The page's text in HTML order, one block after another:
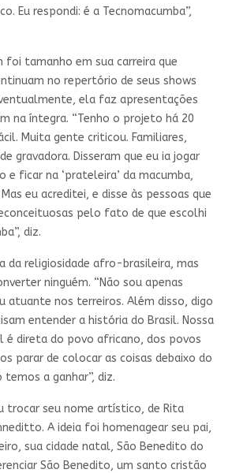
Eu respondi: é a Tecnomacumba”,
tamanho em sua carreira que
no repertório de seus shows
ela faz apresentações
na íntegra. “Tenho o projeto há 20
Muita gente criticou. Familiares,
gravadora. Disseram que eu ia jogar
e ficar na ‘prateleira’ da macumba,
eu acreditei, e disse às pessoas que
pelo fato de que escolhi
diz.
da religiosidade afro-brasileira, mas
ninguém. “Não sou apenas
atuante nos terreiros. Além disso, digo
entender a história do Brasil. Nossa
é direta do povo africano, dos povos
parar de colocar as coisas debaixo do
a ganhar”, diz.
trocar seu nome artístico, de Rita
A ideia foi homenagear seu pai,
sua cidade natal, São Benedito do
São Benedito, um santo cristão